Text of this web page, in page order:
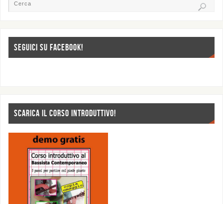
SEGUICI SU FACEBOOK!
SCARICA IL CORSO INTRODUTTIVO!